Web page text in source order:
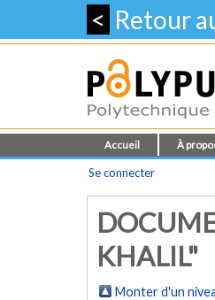
< Retour
Accueil À
Se connecter
KHALIL"
Monter d'un